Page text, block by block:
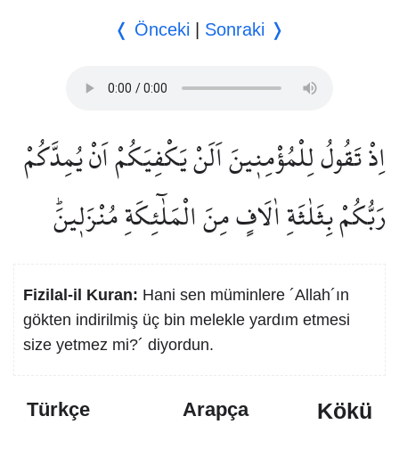
❬ Önceki Sonraki ❭
اِذْ تَقُولُ لِلْمُؤْمِن۪ينَ اَلَنْ يَكْفِيَكُمْ اَنْ يُمِدَّكُمْ
رَبُّكُمْ بِثَلٰثَةِ اٰلَافٍ مِنَ الْمَلٰٓئِكَةِ مُنْزَل۪ينَۜ
Fizilal-il Kuran: Hani sen müminlere ´Allah´ın
gökten indirilmiş üç bin melekle yardım etmesi
size yetmez mi?´ diyordun.
Türkçe Arapça Kökü